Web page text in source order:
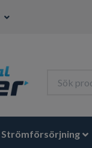
Strömförsörjning